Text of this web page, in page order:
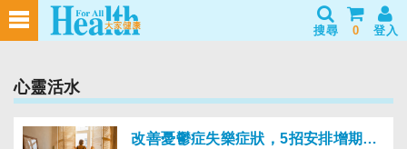
搜尋 0 登入
心靈活水
改善憂鬱症失樂症狀，5招安排增期待感與愉悅感的活動